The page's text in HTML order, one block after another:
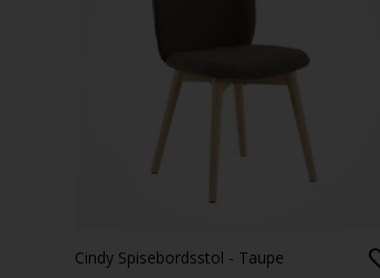
Cindy Spisebordsstol - Taupe